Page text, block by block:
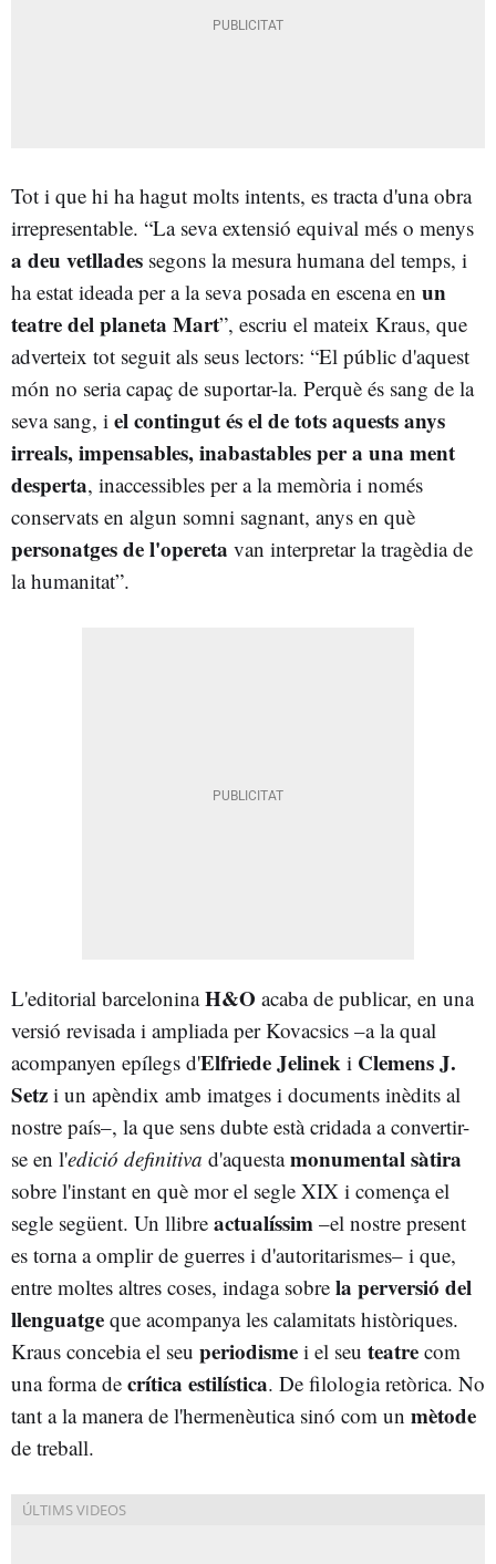
Tot i que hi ha hagut molts intents, es tracta d'una obra
irrepresentable. “La seva extensió equival més o menys
a deu vetllades segons la mesura humana del temps, i
ha estat ideada per a la seva posada en escena en un
teatre del planeta Mart”, escriu el mateix Kraus, que
adverteix tot seguit als seus lectors: “El públic d'aquest
món no seria capaç de suportar-la. Perquè és sang de la
seva sang, i el contingut és el de tots aquests anys
irreals, impensables, inabastables per a una ment
desperta, inaccessibles per a la memòria i només
conservats en algun somni sagnant, anys en què
personatges de l'opereta van interpretar la tragèdia de
la humanitat”.
L'editorial barceloninaH&O acaba de publicar, en una
versió revisada i ampliada per Kovacsics –a la qual
acompanyen epílegs d'Elfriede Jelinek i Clemens J.
Setz i un apèndix amb imatges i documents inèdits al
nostre país–, la que sens dubte està cridada a convertir-
se en l'edició definitiva d'aquestamonumental sàtira
sobre l'instant en què mor el segle XIX i comença el
segle següent. Un llibre actualíssim –el nostre present
es torna a omplir de guerres i d'autoritarismes– i que,
entre moltes altres coses, indaga sobre la perversió del
llenguatge que acompanya les calamitats històriques.
Kraus concebia el seu periodisme i el seu teatre com
una forma de crítica estilística. De filologia retòrica. No
tant a la manera de l'hermenèutica sinó com un mètode
de treball.